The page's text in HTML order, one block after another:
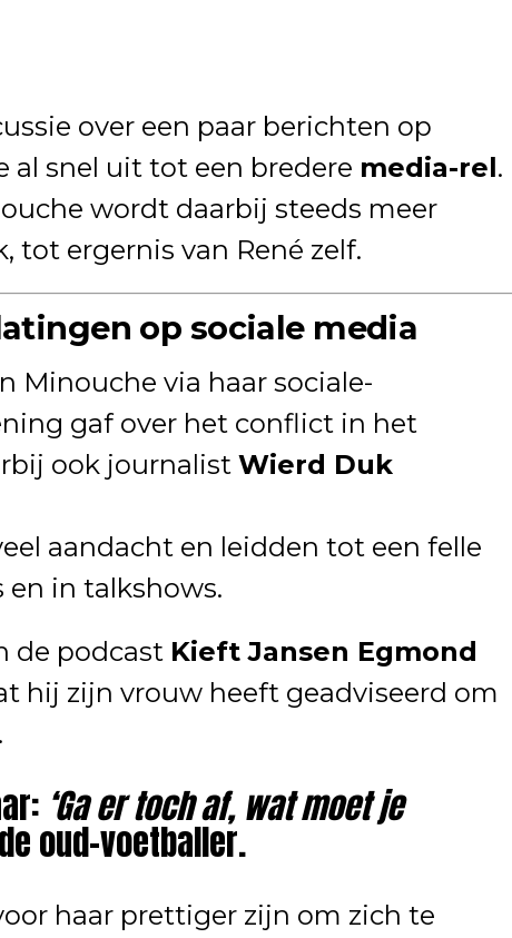
over een paar berichten op
al snel uit tot een bredere media-rel.
wordt daarbij steeds meer
tot ergernis van René zelf.
op sociale media
Minouche via haar sociale-
gaf over het conflict in het
ook journalist Wierd Duk
aandacht en leidden tot een felle
en in talkshows.
de podcast Kieft Jansen Egmond
hij zijn vrouw heeft geadviseerd om
‘Ga er toch af, wat moet je
oud-voetballer.
haar prettiger zijn om zich te